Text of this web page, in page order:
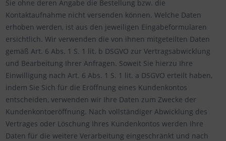
Sie ohne deren Angabe die Bestellung bzw. die
Kontaktaufnahme nicht versenden können. Welche Daten
erhoben werden, ist aus den jeweiligen Eingabeformularen
ersichtlich. Wir verwenden die von ihnen mitgeteilten Daten
gemäß Art. 6 Abs. 1 S. 1 lit. b DSGVO zur Vertragsabwicklung
und Bearbeitung Ihrer Anfragen. Soweit Sie hierzu Ihre
Einwilligung nach Art. 6 Abs. 1 S. 1 lit. a DSGVO erteilt haben,
indem Sie Sich für die Eröffnung eines Kundenkontos
entscheiden, verwenden wir Ihre Daten zum Zwecke der
Kundenkontoeröffnung. Nach vollständiger Abwicklung des
Vertrages oder Löschung Ihres Kundenkontos werden Ihre
Daten für die weitere Verarbeitung eingeschränkt und nach